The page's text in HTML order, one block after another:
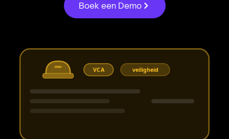
Boek een Demo
VCA veiligheid